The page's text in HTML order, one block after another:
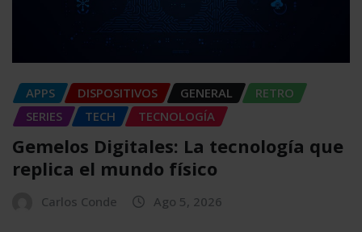
APPS DISPOSITIVOS GENERAL
RETRO
SERIES
TECH TECNOLOGÍA
Gemelos Digitales: La tecnología que
replica el mundo físico
Carlos Conde Ago 5, 2026